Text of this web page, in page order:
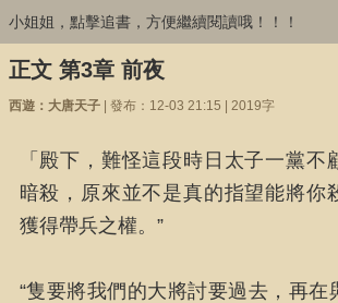
小姐姐，點擊追書，方便繼續閱讀哦！！！
正文 第3章 前夜
西遊：大唐天子| 發布：12-03 21:15 | 2019字
「殿下，難怪這段時日太子一黨不
暗殺，原來並不是真的指望能將你
獲得帶兵之權。”
“隻要將我們的大將討要過去，再在